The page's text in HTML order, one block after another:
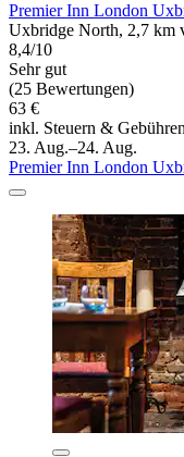
Premier Inn London
Uxbridge North, 2,7 km
8,4/10
Sehr gut
(25 Bewertungen)
63 €
inkl. Steuern & Gebühren
23. Aug.–24. Aug.
Premier Inn London